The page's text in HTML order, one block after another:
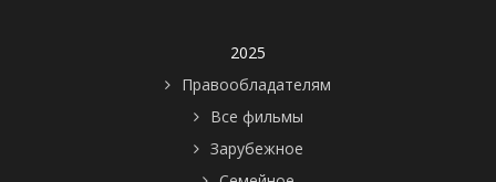
2025
Правообладателям
Все фильмы
Зарубежное